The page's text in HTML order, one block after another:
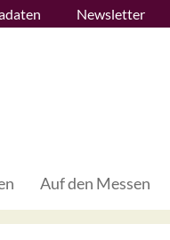
Newsletter
Auf den Messen